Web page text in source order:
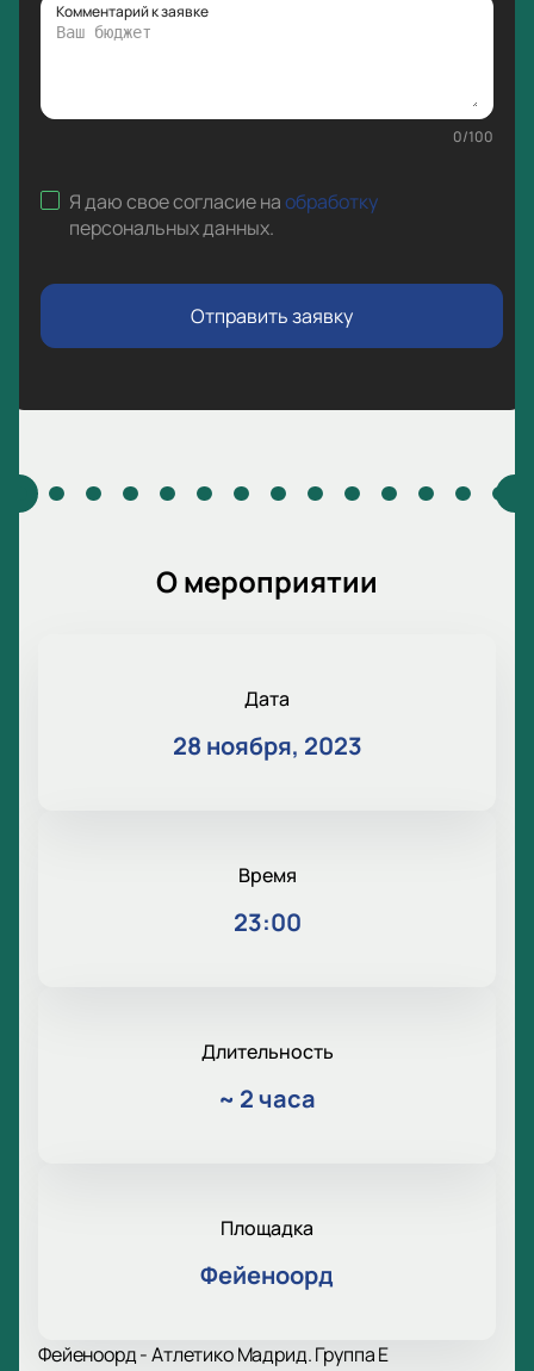
Комментарий к заявке
0/100
Я даю свое согласие наобработку
персональных данных.
Отправить заявку
О мероприятии
Дата
28 ноября, 2023
Время
23:00
Длительность
~ 2 часа
Площадка
Фейеноорд
Фейеноорд - Атлетико Мадрид. Группа E